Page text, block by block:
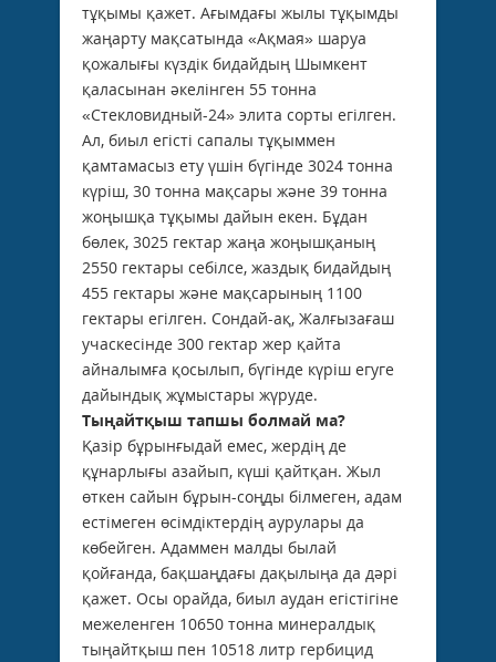
тұқымы қажет. Ағымдағы жылы тұқымды
жаңарту мақсатында «Ақмая» шаруа
қожалығы күздік бидайдың Шымкент
қаласынан әкелінген 55 тонна
«Стекловидный-24» элита сорты егілген.
Ал, биыл егісті сапалы тұқыммен
қамтамасыз ету үшін бүгінде 3024 тонна
күріш, 30 тонна мақсары және 39 тонна
жоңышқа тұқымы дайын екен. Бұдан
бөлек, 3025 гектар жаңа жоңышқаның
2550 гектары себілсе, жаздық бидайдың
455 гектары және мақсарының 1100
гектары егілген. Сондай-ақ, Жалғызағаш
учаскесінде 300 гектар жер қайта
айналымға қосылып, бүгінде күріш егуге
дайындық жұмыстары жүруде.
Тыңайтқыш тапшы болмай ма?
Қазір бұрынғыдай емес, жердің де
құнарлығы азайып, күші қайтқан. Жыл
өткен сайын бұрын-соңды білмеген, адам
естімеген өсімдіктердің аурулары да
көбейген. Адаммен малды былай
қойғанда, бақшаңдағы дақылыңа да дәрі
қажет. Осы орайда, биыл аудан егістігіне
межеленген 10650 тонна минералдық
тыңайтқыш пен 10518 литр гербицид